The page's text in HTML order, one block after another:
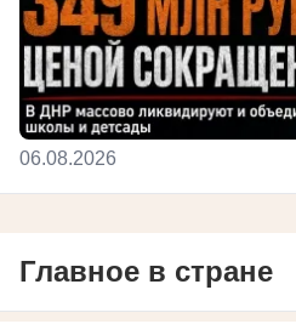
06.08.2026
Главное в стране